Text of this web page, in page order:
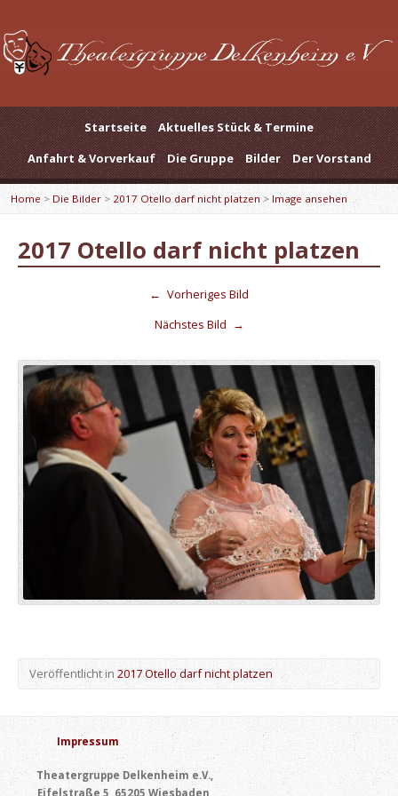
Startseite
Aktuelles Stück & Termine
Anfahrt & Vorverkauf
Die Gruppe Bilder Der Vorstand
Home > Die Bilder> 2017 Otello darf nicht platzen >Image ansehen
2017 Otello darf nicht platzen
← Vorheriges Bild
Nächstes Bild →
Veröffentlicht in2017 Otello darf nicht platzen
Impressum
Theatergruppe Delkenheim e.V.,
Eifelstraße 5, 65205 Wiesbaden,